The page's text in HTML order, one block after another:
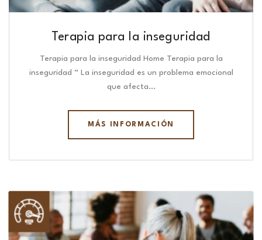
Terapia para la inseguridad
Terapia para la inseguridad Home Terapia para la
inseguridad “ La inseguridad es un problema emocional
que afecta…
MÁS INFORMACIÓN